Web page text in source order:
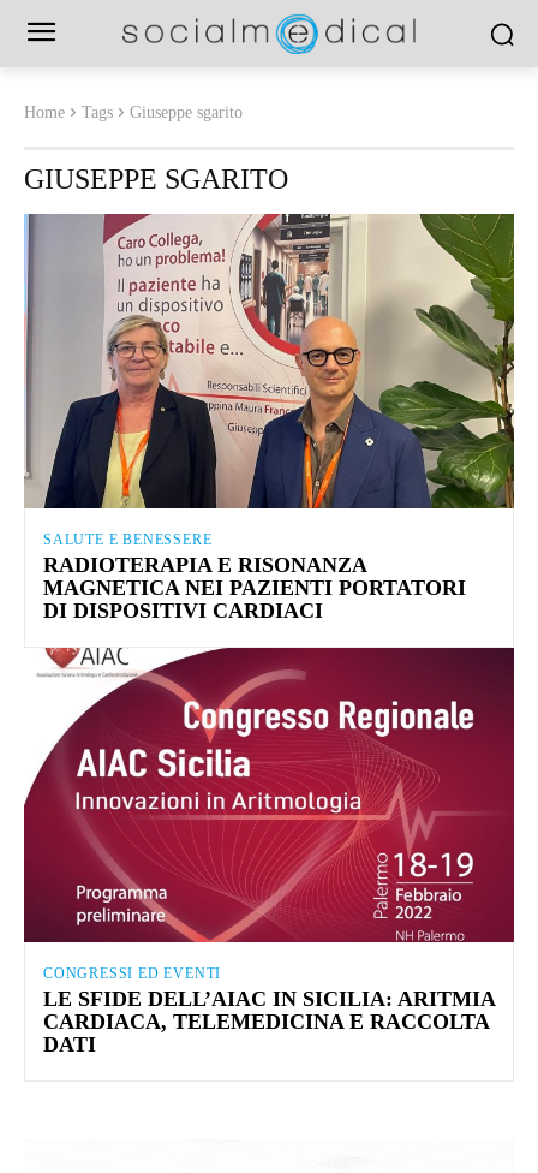
Home Tags Giuseppe sgarito
GIUSEPPE SGARITO
SALUTE E BENESSERE
RADIOTERAPIA E RISONANZA
MAGNETICA NEI PAZIENTI PORTATORI
DI DISPOSITIVI CARDIACI
CONGRESSI ED EVENTI
LE SFIDE DELL’AIAC IN SICILIA: ARITMIA
CARDIACA, TELEMEDICINA E RACCOLTA
DATI